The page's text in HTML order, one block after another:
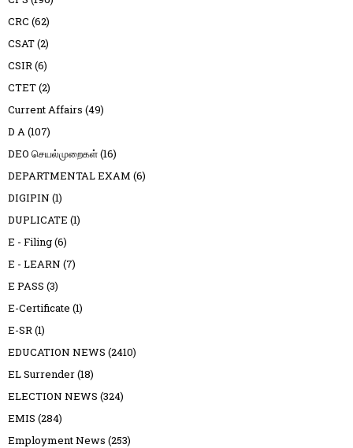
CRC (62)
CSAT(2)
CSIR(6)
CTET(2)
Current Affairs (49)
D A(107)
DEO செயல்முறைகள்(16)
DEPARTMENTAL EXAM (6)
DIGIPIN (1)
DUPLICATE (1)
E - Filing(6)
E - LEARN (7)
E PASS (3)
E-Certificate (1)
E-SR(1)
EDUCATION NEWS (2410)
EL Surrender(18)
ELECTION NEWS (324)
EMIS (284)
Employment News (253)